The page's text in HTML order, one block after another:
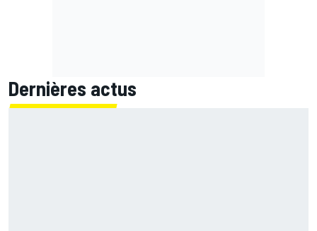
Dernières actus